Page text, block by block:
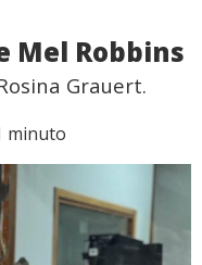
Mel Robbins
Grauert.
minuto